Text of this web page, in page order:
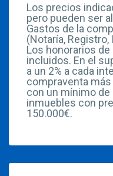
Los precios
pero pueden ser
Gastos de la
(Notaría,
Los honorarios de
incluidos. En el
a un 2% a cada
compraventa más
con un mínimo de
inmuebles con
150.000€.